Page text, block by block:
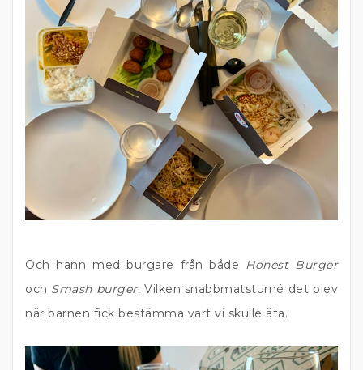
Och hann med burgare från både Honest Burger
och Smash burger. Vilken snabbmatsturné det blev
när barnen fick bestämma vart vi skulle äta.